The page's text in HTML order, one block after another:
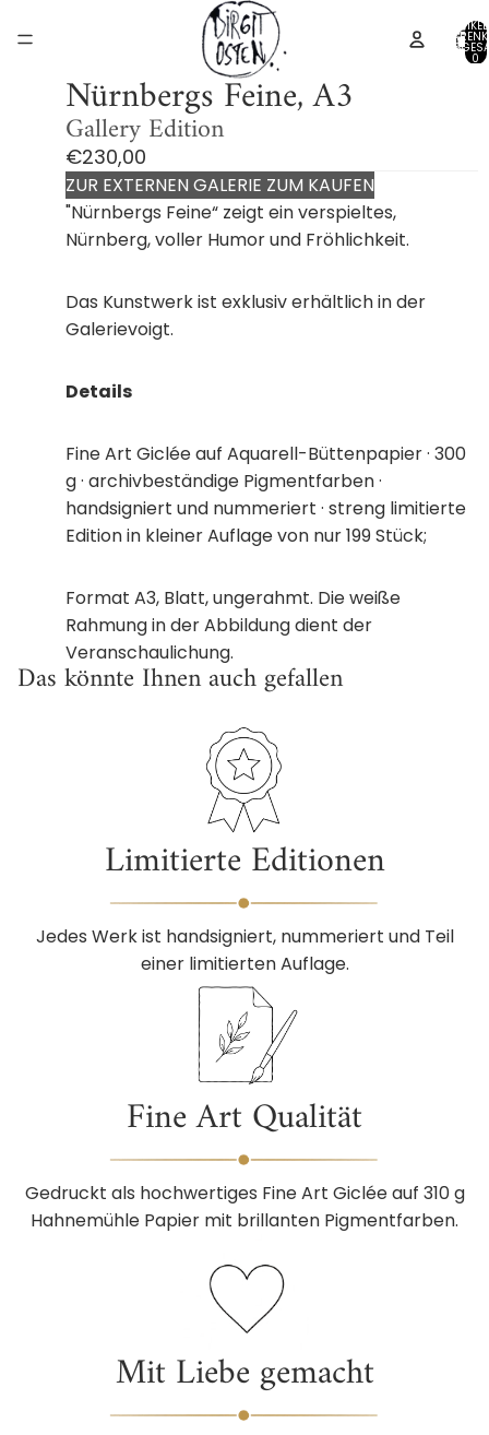
0
Nürnbergs Feine, A3
Gallery Edition
€230,00
ZUR EXTERNEN GALERIE ZUM KAUFEN
"Nürnbergs Feine“ zeigt ein verspieltes,
Nürnberg, voller Humor und Fröhlichkeit.
Das Kunstwerk ist exklusiv erhältlich in der
Galerievoigt.
Details
Fine Art Giclée auf Aquarell-Büttenpapier · 300
g · archivbeständige Pigmentfarben ·
handsigniert und nummeriert · streng limitierte
Edition in kleiner Auflage von nur 199 Stück;
Format A3, Blatt, ungerahmt. Die weiße
Rahmung in der Abbildung dient der
Veranschaulichung.
Das könnte Ihnen auch gefallen
Limitierte Editionen
Jedes Werk ist handsigniert, nummeriert und Teil
einer limitierten Auflage.
Fine Art Qualität
Gedruckt als hochwertiges Fine Art Giclée auf 310 g
Hahnemühle Papier mit brillanten Pigmentfarben.
Mit Liebe gemacht